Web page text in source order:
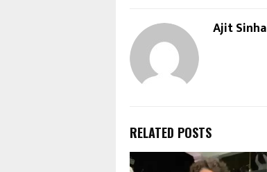
Ajit Sinha
RELATED POSTS